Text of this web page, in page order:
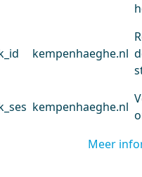
kempenhaeghe.nl
kempenhaeghe.nl
Meer